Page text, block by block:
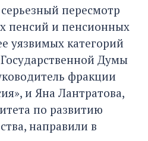
пересмотр
пенсий и пенсионных
уязвимых категорий
Думы
фракции
и Яна Лантратова,
по развитию
направили в